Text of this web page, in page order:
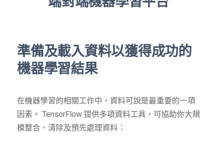
準備及載入資料以獲得成功的
機器學習結果
在機器學習的相關工作中，資料可說是最重要的一項
因素。 TensorFlow 提供多項資料工具，可協助你大規
模整合、清除及預先處理資料：